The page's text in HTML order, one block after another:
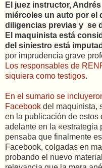
El juez instructor,
miércoles un auto por el
diligencias previas y se
El maquinista está
del siniestro está
por imprudencia grave
Los responsables de
siquiera como testigos.
En el sumario se
Facebook del maquinista,
en la publicación de estos
adelante en la «estrategia
pensaba que finalmente
Facebook, colgadas en
probando el nuevo